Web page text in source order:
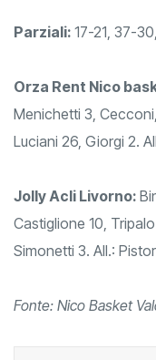
Parziali: 17-21, 37-
Orza Rent Nico
Menichetti 3,
Luciani 26, Giorgi 2.
Jolly Acli Livorno:
Castiglione 10,
Simonetti 3. All.:
Fonte: Nico Basket